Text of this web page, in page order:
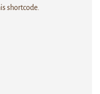
shortcode.